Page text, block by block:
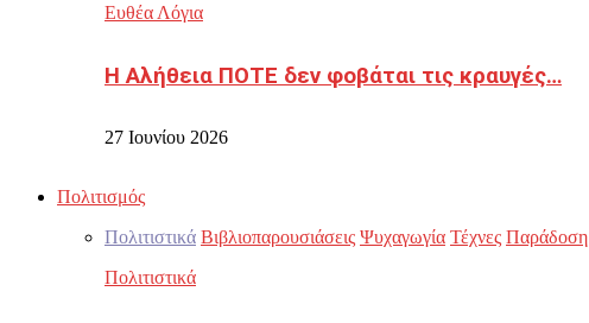
Ευθέα Λόγια
Η Αλήθεια ΠΟΤΕ δεν φοβάται τις κραυγές…
27 Ιουνίου 2026
Πολιτισμός
Πολιτιστικά Βιβλιοπαρουσιάσεις Ψυχαγωγία Τέχνες Παράδοση
Πολιτιστικά